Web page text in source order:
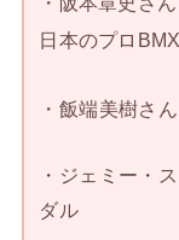
日本のプロ
・飯端美樹さ
・ジェミー・
ダル